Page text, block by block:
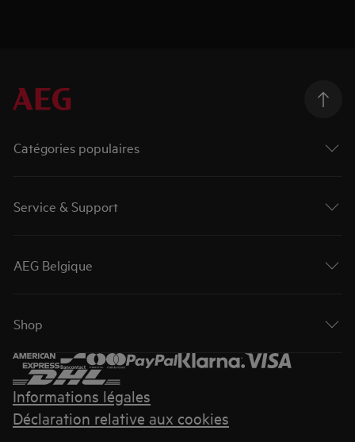
Catégories populaires
Service & Support
AEG Belgique
Shop
Informations légales
Déclaration relative aux cookies